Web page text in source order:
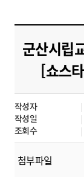
군산시립
[쇼스
작성자
작성일
조회수
첨부파일